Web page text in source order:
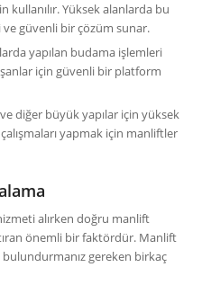
kullanılır. Yüksek alanlarda bu
güvenli bir çözüm sunar.
yapılan budama işlemleri
için güvenli bir platform
diğer büyük yapılar için yüksek
yapmak için manliftler
alırken doğru manlift
önemli bir faktördür. Manlift
gereken birkaç